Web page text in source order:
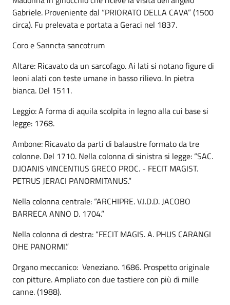
Gabriele. Proveniente dal “PRIORATO DELLA CAVA” (1500
circa). Fu prelevata e portata a Geraci nel 1837.
Coro e Sanncta sancotrum
Altare: Ricavato da un sarcofago. Ai lati si notano figure di
leoni alati con teste umane in basso rilievo. In pietra
bianca. Del 1511.
Leggio: A forma di aquila scolpita in legno alla cui base si
legge: 1768.
Ambone: Ricavato da parti di balaustre formato da tre
colonne. Del 1710. Nella colonna di sinistra si legge: “SAC.
D.IOANIS VINCENTIUS GRECO PROC. - FECIT MAGIST.
PETRUS JERACI PANORMITANUS.”
Nella colonna centrale: “ARCHIPRE. V.I.D.D. JACOBO
BARRECA ANNO D. 1704.”
Nella colonna di destra: “FECIT MAGIS. A. PHUS CARANGI
OHE PANORMI.”
Organo meccanico: Veneziano. 1686. Prospetto originale
con pitture. Ampliato con due tastiere con più di mille
canne. (1988).